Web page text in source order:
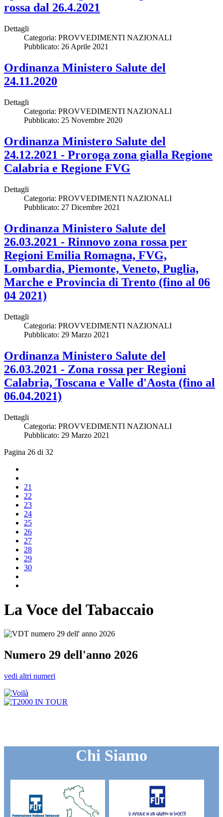
rossa dal 26.4.2021
Dettagli
Categoria: PROVVEDIMENTI NAZIONALI
Pubblicato: 26 Aprile 2021
Ordinanza Ministero Salute del
24.11.2020
Dettagli
Categoria: PROVVEDIMENTI NAZIONALI
Pubblicato: 25 Novembre 2020
Ordinanza Ministero Salute del
24.12.2021 - Proroga zona gialla Regione
Calabria e Regione FVG
Dettagli
Categoria: PROVVEDIMENTI NAZIONALI
Pubblicato: 27 Dicembre 2021
Ordinanza Ministero Salute del
26.03.2021 - Rinnovo zona rossa per
Regioni Emilia Romagna, FVG,
Lombardia, Piemonte, Veneto, Puglia,
Marche e Provincia di Trento (fino al 06
04 2021)
Dettagli
Categoria: PROVVEDIMENTI NAZIONALI
Pubblicato: 29 Marzo 2021
Ordinanza Ministero Salute del
26.03.2021 - Zona rossa per Regioni
Calabria, Toscana e Valle d'Aosta (fino al
06.04.2021)
Dettagli
Categoria: PROVVEDIMENTI NAZIONALI
Pubblicato: 29 Marzo 2021
Pagina 26 di 32
21
22
23
24
25
26
27
28
29
30
La Voce del Tabaccaio
Numero 29 dell'anno 2026
vedi altri numeri
Chi Siamo